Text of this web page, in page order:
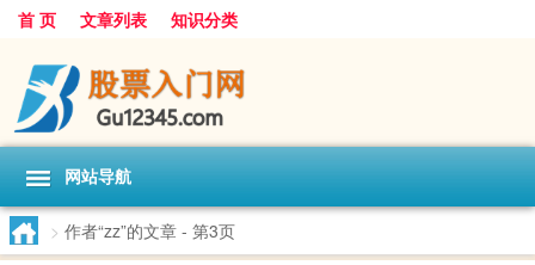
首 页 文章列表 知识分类
网站导航
> 作者“zz”的文章 - 第3页